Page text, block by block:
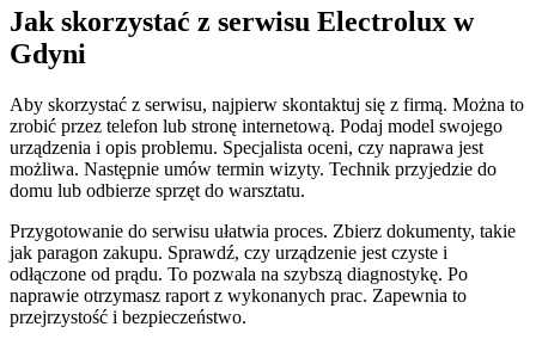
Jak skorzystać z serwisu Electrolux w
Gdyni
Aby skorzystać z serwisu, najpierw skontaktuj się z firmą. Można to
zrobić przez telefon lub stronę internetową. Podaj model swojego
urządzenia i opis problemu. Specjalista oceni, czy naprawa jest
możliwa. Następnie umów termin wizyty. Technik przyjedzie do
domu lub odbierze sprzęt do warsztatu.
Przygotowanie do serwisu ułatwia proces. Zbierz dokumenty, takie
jak paragon zakupu. Sprawdź, czy urządzenie jest czyste i
odłączone od prądu. To pozwala na szybszą diagnostykę. Po
naprawie otrzymasz raport z wykonanych prac. Zapewnia to
przejrzystość i bezpieczeństwo.